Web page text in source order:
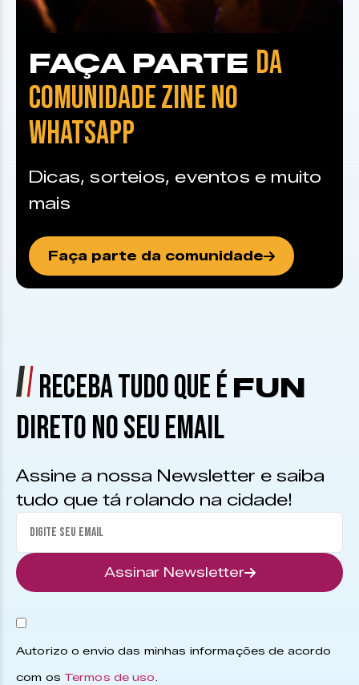
FAÇA PARTE DA
COMUNIDADE ZINE NO
WHATSAPP
Dicas, sorteios, eventos e muito
mais
Faça parte da comunidade
RECEBA TUDO QUE É FUN
DIRETO NO SEU EMAIL
Assine a nossa Newsletter e saiba
tudo que tá rolando na cidade!
Assinar Newsletter
Autorizo o envio das minhas informações de acordo
com os Termos de uso.